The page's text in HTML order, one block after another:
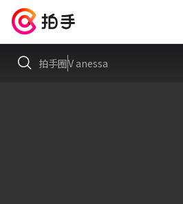
拍手圈V anessa